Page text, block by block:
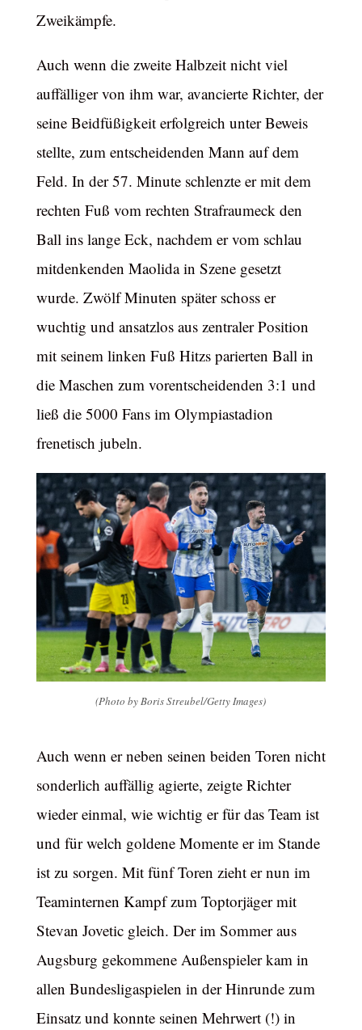
Zweikämpfe.
Auch wenn die zweite Halbzeit nicht viel
auffälliger von ihm war, avancierte Richter, der
seine Beidfüßigkeit erfolgreich unter Beweis
stellte, zum entscheidenden Mann auf dem
Feld. In der 57. Minute schlenzte er mit dem
rechten Fuß vom rechten Strafraumeck den
Ball ins lange Eck, nachdem er vom schlau
mitdenkenden Maolida in Szene gesetzt
wurde. Zwölf Minuten später schoss er
wuchtig und ansatzlos aus zentraler Position
mit seinem linken Fuß Hitzs parierten Ball in
die Maschen zum vorentscheidenden 3:1 und
ließ die 5000 Fans im Olympiastadion
frenetisch jubeln.
(Photo by Boris Streubel/Getty Images)
Auch wenn er neben seinen beiden Toren nicht
sonderlich auffällig agierte, zeigte Richter
wieder einmal, wie wichtig er für das Team ist
und für welch goldene Momente er im Stande
ist zu sorgen. Mit fünf Toren zieht er nun im
Teaminternen Kampf zum Toptorjäger mit
Stevan Jovetic gleich. Der im Sommer aus
Augsburg gekommene Außenspieler kam in
allen Bundesligaspielen in der Hinrunde zum
Einsatz und konnte seinen Mehrwert (!) in